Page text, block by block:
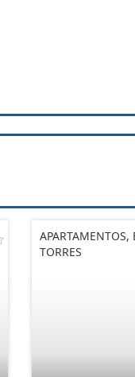
APARTAMENTOS,
TORRES